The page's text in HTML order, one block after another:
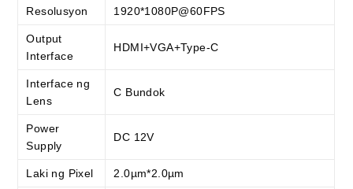
Resolusyon 1920*1080P@60FPS
Output
Interface
HDMI+VGA+Type-C
Interface ng
Lens
C Bundok
Power
Supply
DC 12V
Laki ng Pixel 2.0µm*2.0µm